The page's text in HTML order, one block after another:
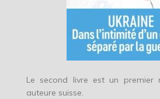
Le second livre est un premier
auteure suisse.